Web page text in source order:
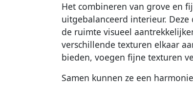
Het combineren van grove en
uitgebalanceerd interieur.
de ruimte visueel
verschillende texturen elkaar
bieden, voegen fijne texturen
Samen kunnen ze een